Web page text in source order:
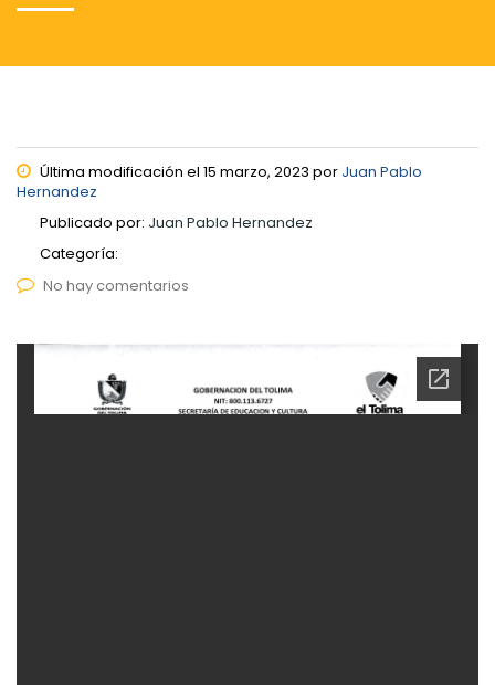
Última modificación el 15 marzo, 2023 por Juan Pablo
Hernandez
Publicado por: Juan Pablo Hernandez
Categoría:
No hay comentarios